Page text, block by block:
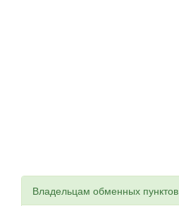
Владельцам обменных пунктов